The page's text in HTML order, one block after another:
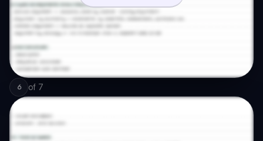
6 of 7